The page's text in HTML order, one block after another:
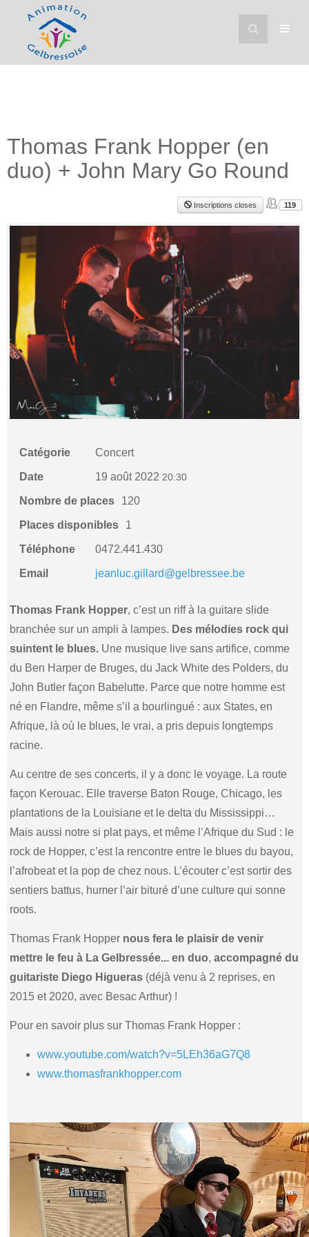
Thomas Frank Hopper (en
duo) + John Mary Go Round
Inscriptions closes 119
Catégorie Concert
Date 19 août 2022 20:30
Nombre de places 120
Places disponibles 1
Téléphone 0472.441.430
Email jeanluc.gillard@gelbressee.be
Thomas Frank Hopper, c’est un riff à la guitare slide
branchée sur un ampli à lampes. Des mélodies rock qui
suintent le blues. Une musique live sans artifice, comme
du Ben Harper de Bruges, du Jack White des Polders, du
John Butler façon Babelutte. Parce que notre homme est
né en Flandre, même s’il a bourlingué : aux States, en
Afrique, là où le blues, le vrai, a pris depuis longtemps
racine.
Au centre de ses concerts, il y a donc le voyage. La route
façon Kerouac. Elle traverse Baton Rouge, Chicago, les
plantations de la Louisiane et le delta du Mississippi…
Mais aussi notre si plat pays, et même l’Afrique du Sud : le
rock de Hopper, c’est la rencontre entre le blues du bayou,
l’afrobeat et la pop de chez nous. L’écouter c’est sortir des
sentiers battus, humer l’air bituré d’une culture qui sonne
roots.
Thomas Frank Hopper nous fera le plaisir de venir
mettre le feu à La Gelbressée... en duo,accompagné du
guitariste Diego Higueras (déjà venu à 2 reprises, en
2015 et 2020, avec Besac Arthur) !
Pour en savoir plus sur Thomas Frank Hopper :
www.youtube.com/watch?v=5LEh36aG7Q8
www.thomasfrankhopper.com